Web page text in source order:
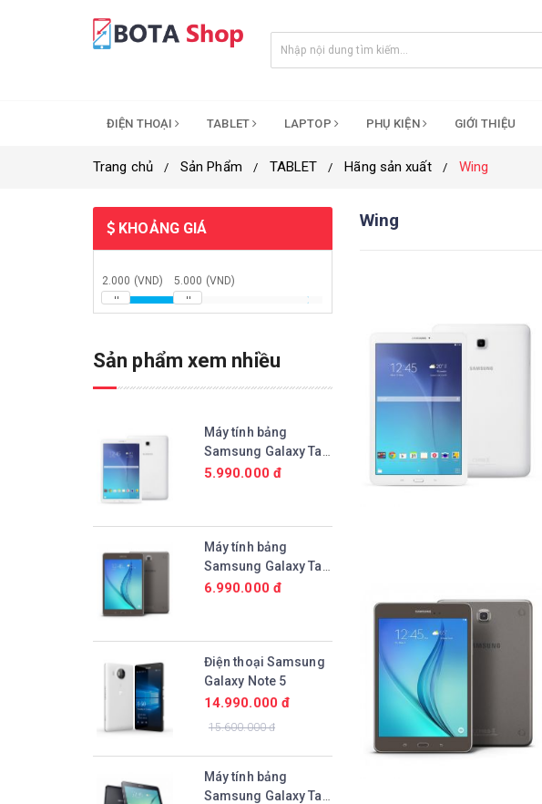
ĐIỆN THOẠI TABLET LAPTOP PHỤ KIỆN GIỚI THIỆU
Trang chủ Sản Phẩm TABLET Hãng sản xuất Wing
KHOẢNG GIÁ
2.000 (VND) 5.000 (VND)
Sản phẩm xem nhiều
Máy tính bảng
Samsung Galaxy Tab
E 9.6 (SM-T561)
5.990.000 đ
Máy tính bảng
Samsung Galaxy Tab
A 9.7 (SM-P555)
6.990.000 đ
Điện thoại Samsung
Galaxy Note 5
14.990.000 đ
15.600.000 đ
Máy tính bảng
Samsung Galaxy Tab
Wing